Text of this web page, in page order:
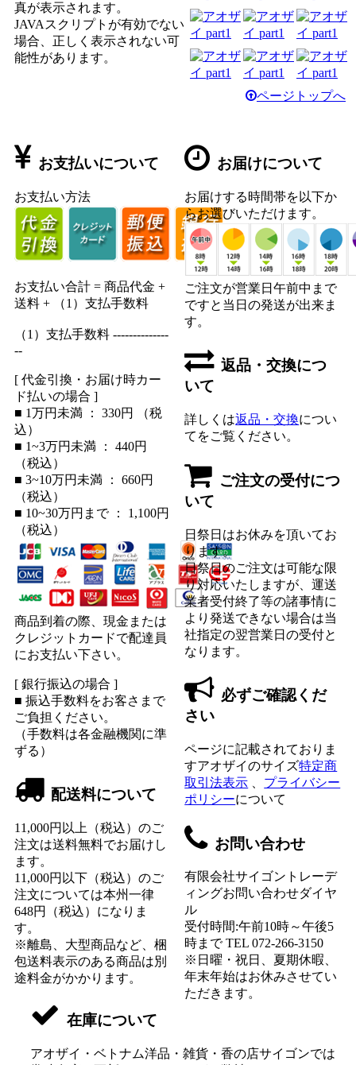
真が表示されます。
JAVAスクリプトが有効でない
場合、正しく表示されない可
能性があります。
ページトップへ
お支払いについて
お支払い方法
お支払い合計 = 商品代金 +
送料 + （1）支払手数料
（1）支払手数料 --------------
--
[ 代金引換・お届け時カー
ド払いの場合 ]
■ 1万円未満 ： 330円 （税
込）
■ 1~3万円未満 ： 440円
（税込）
■ 3~10万円未満 ： 660円
（税込）
■ 10~30万円まで ： 1,100円
（税込）
商品到着の際、現金または
クレジットカードで配達員
にお支払い下さい。
[ 銀行振込の場合 ]
■ 振込手数料をお客さまで
ご負担ください。
（手数料は各金融機関に準
ずる）
配送料について
11,000円以上（税込）のご
注文は送料無料でお届けし
ます。
11,000円以下（税込）のご
注文については本州一律
648円（税込）になりま
す。
※離島、大型商品など、梱
包送料表示のある商品は別
途料金がかかります。
お届けについて
お届けする時間帯を以下か
らお選びいただけます。
ご注文が営業日午前中まで
ですと当日の発送が出来ま
す。
返品・交換につ
いて
詳しくは返品・交換につい
てをご覧ください。
ご注文の受付につ
いて
日祭日はお休みを頂いてお
ります。
日祭日のご注文は可能な限
り対応いたしますが、運送
業者受付終了等の諸事情に
より発送できない場合は当
社指定の翌営業日の受付と
なります。
必ずご確認くだ
さい
ページに記載されておりま
すアオザイのサイズ特定商
取引法表示
プライバシー
ポリシーについて
お問い合わせ
有限会社サイゴントレーデ
ィングお問い合わせダイヤ
ル
受付時間:午前10時～午後5
時まで TEL 072-266-3150
※日曜・祝日、夏期休暇、
年末年始はお休みさせてい
ただきます。
在庫について
アオザイ・ベトナム洋品・雑貨・香の店サイゴンでは